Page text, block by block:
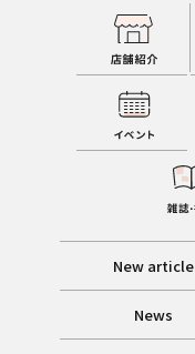
New article
News